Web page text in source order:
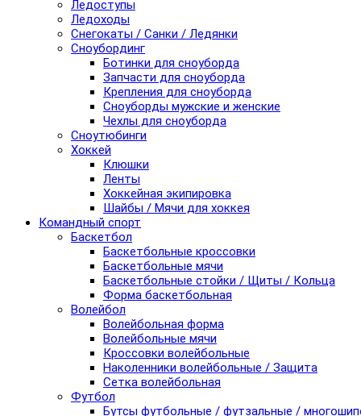
Ледоступы
Ледоходы
Снегокаты / Санки / Ледянки
Сноубординг
Ботинки для сноуборда
Запчасти для сноуборда
Крепления для сноуборда
Сноуборды мужские и женские
Чехлы для сноуборда
Сноутюбинги
Хоккей
Клюшки
Ленты
Хоккейная экипировка
Шайбы / Мячи для хоккея
Командный спорт
Баскетбол
Баскетбольные кроссовки
Баскетбольные мячи
Баскетбольные стойки / Щиты / Кольца
Форма баскетбольная
Волейбол
Волейбольная форма
Волейбольные мячи
Кроссовки волейбольные
Наколенники волейбольные / Защита
Сетка волейбольная
Футбол
Бутсы футбольные / футзальные /